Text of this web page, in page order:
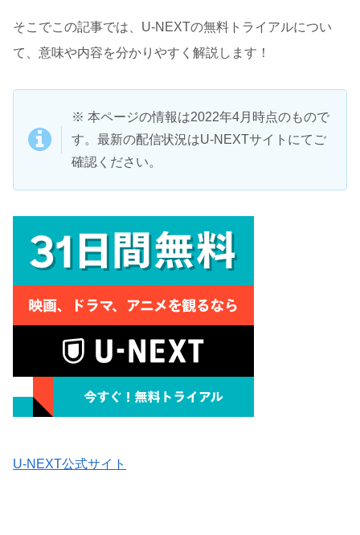
そこでこの記事では、U-NEXTの無料トライアルについ
て、意味や内容を分かりやすく解説します！
※ 本ページの情報は2022年4月時点のもので
す。最新の配信状況はU-NEXTサイトにてご
確認ください。
U-NEXT公式サイト